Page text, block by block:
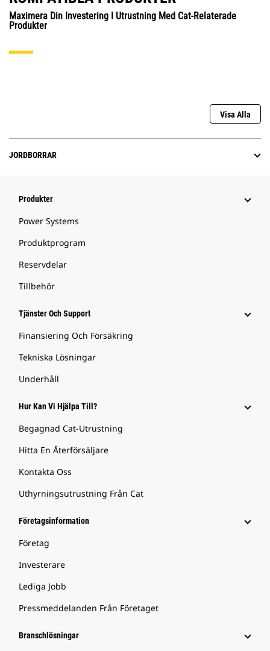
Maximera Din Investering I Utrustning Med Cat-Relaterade
Produkter
Visa Alla
JORDBORRAR
Produkter
Power Systems
Produktprogram
Reservdelar
Tillbehör
Tjänster Och Support
Finansiering Och Försäkring
Tekniska Lösningar
Underhåll
Hur Kan Vi Hjälpa Till?
Begagnad Cat-Utrustning
Hitta En Återförsäljare
Kontakta Oss
Uthyrningsutrustning Från Cat
Företagsinformation
Företag
Investerare
Lediga Jobb
Pressmeddelanden Från Företaget
Branschlösningar